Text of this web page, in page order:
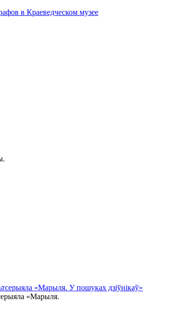
в Краеведческом музее
«Марыля. У пошуках дзіўнікаў»
«Марыля.